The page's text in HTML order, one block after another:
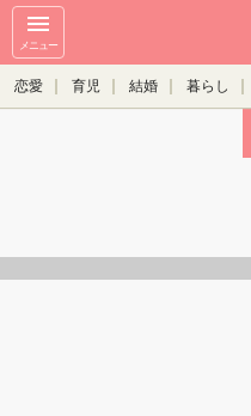
メニュー
恋愛 育児 結婚 暮らし